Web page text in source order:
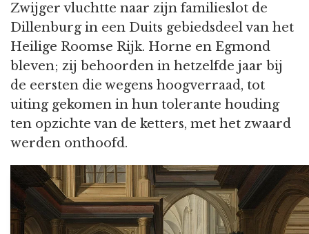
Zwijger vluchtte naar zijn familieslot de
Dillenburg in een Duits gebiedsdeel van het
Heilige Roomse Rijk. Horne en Egmond
bleven; zij behoorden in hetzelfde jaar bij
de eersten die wegens hoogverraad, tot
uiting gekomen in hun tolerante houding
ten opzichte van de ketters, met het zwaard
werden onthoofd.